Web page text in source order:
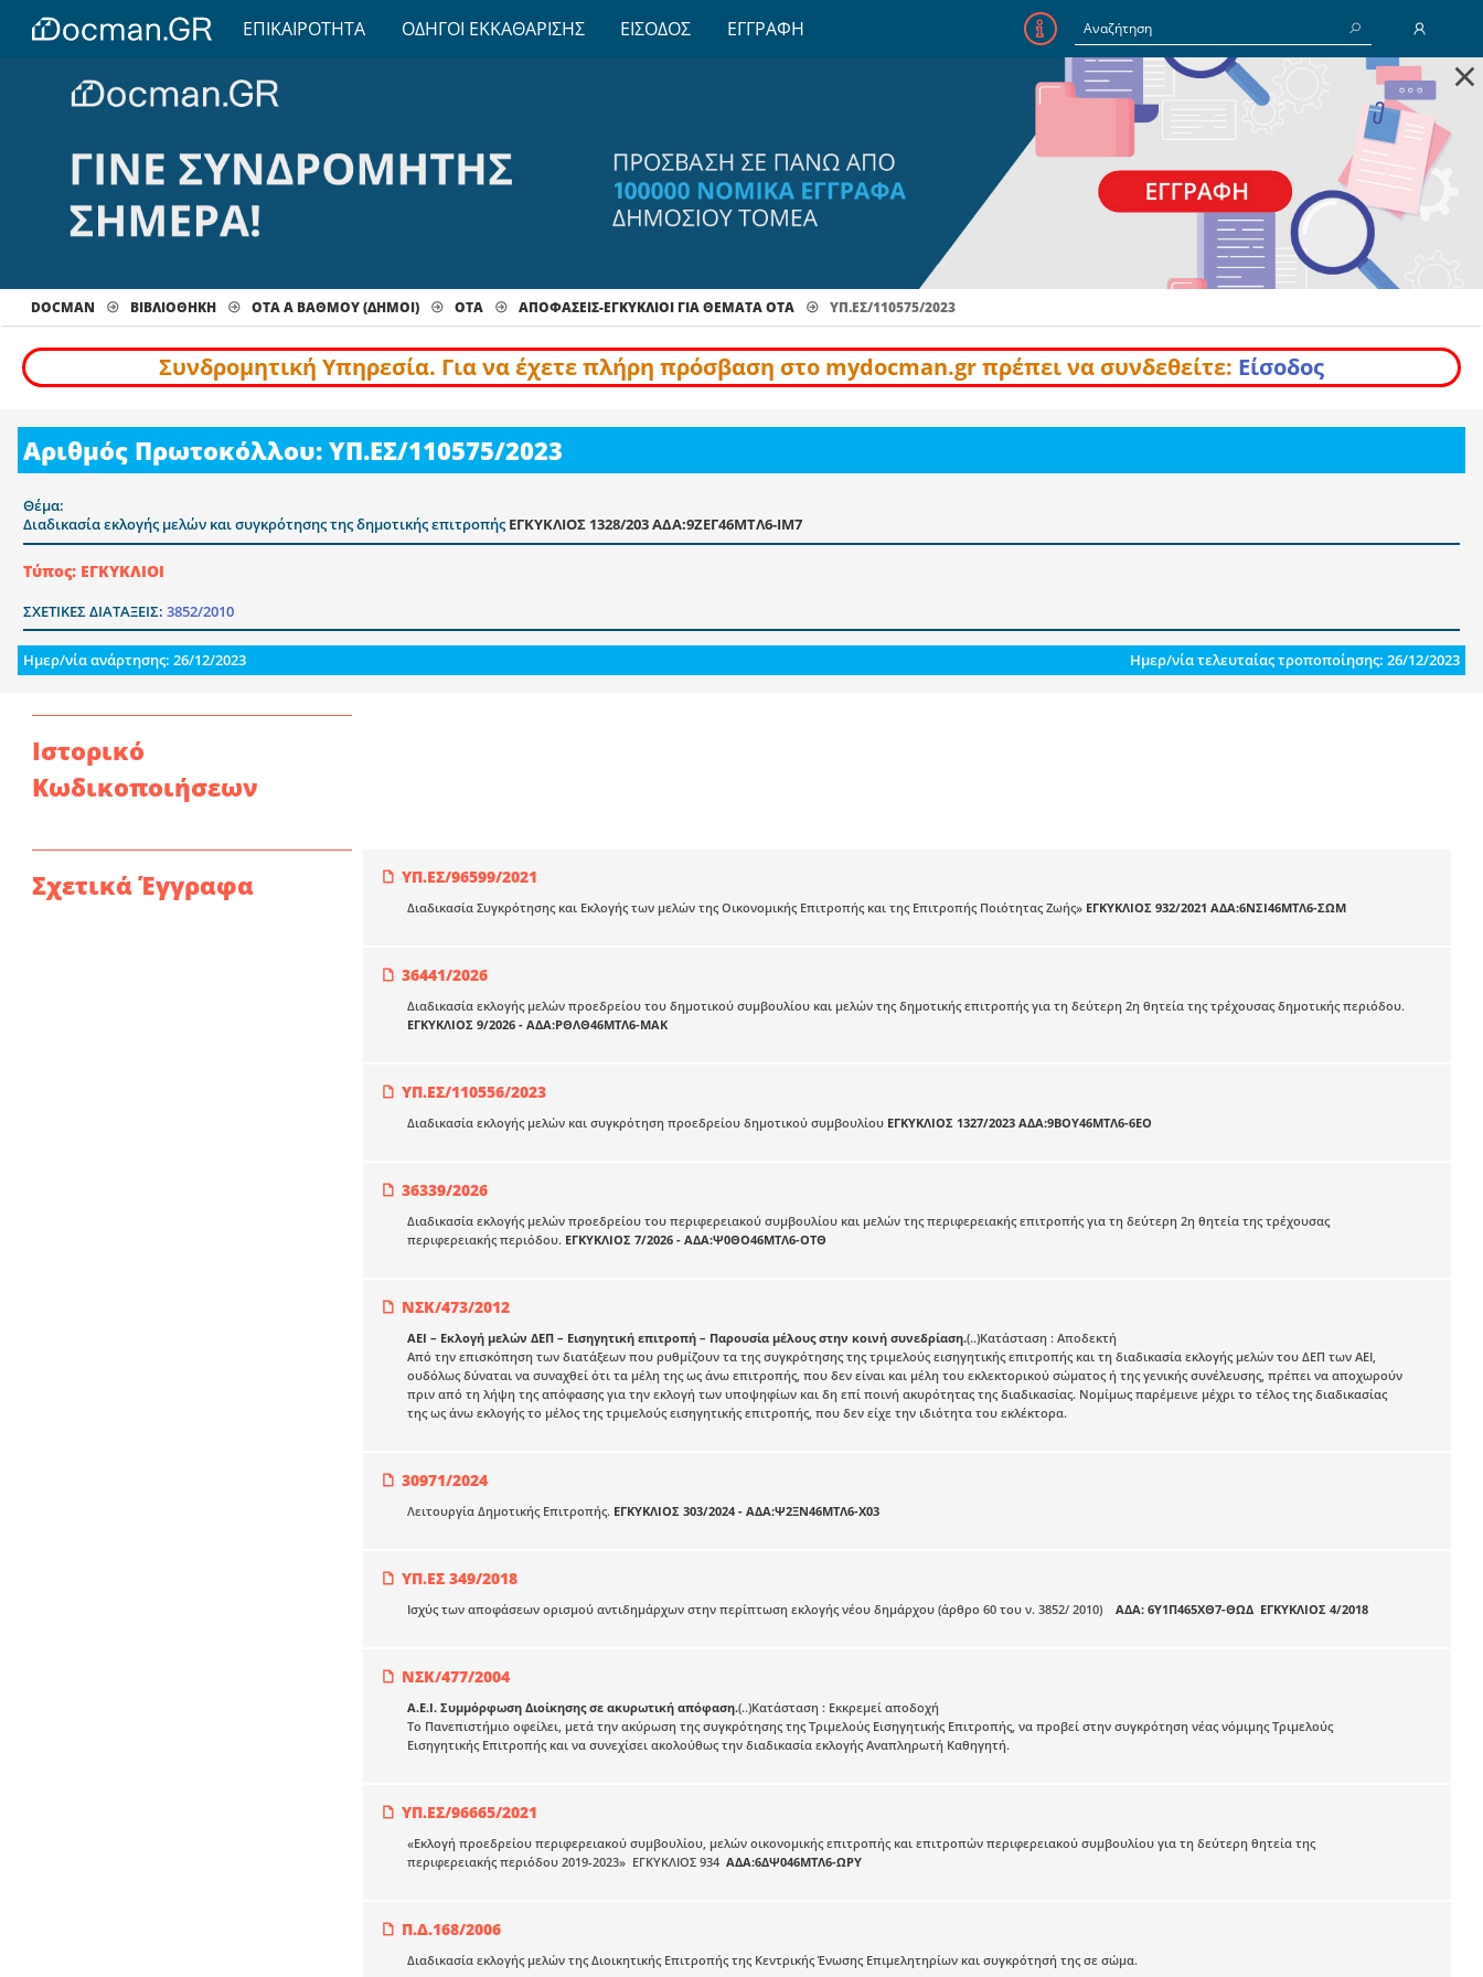
ΕΠΙΚΑΙΡΟΤΗΤΑ ΟΔΗΓΟΙ ΕΚΚΑΘΑΡΙΣΗΣ ΕΙΣΟΔΟΣ ΕΓΓΡΑΦΗ
E-Mail
Κωδικός
Να με θυμάσαι
×
DOCMAN ΒΙΒΛΙΟΘΗΚΗ ΟΤΑ Α ΒΑΘΜΟΥ (ΔΗΜΟΙ) ΟΤΑ ΑΠΟΦΆΣΕΙΣ-ΕΓΚΎΚΛΙΟΙ ΓΙΑ ΘΈΜΑΤΑ ΟΤΑ ΥΠ.ΕΣ/110575/2023
Συνδρομητική Υπηρεσία. Για να έχετε πλήρη πρόσβαση στο mydocman.gr πρέπει να συνδεθείτε: Είσοδος
Αριθμός Πρωτοκόλλου: ΥΠ.ΕΣ/110575/2023
Θέμα:
Διαδικασία εκλογής μελών και συγκρότησης της δημοτικής επιτροπής ΕΓΚΥΚΛΙΟΣ 1328/203 ΑΔΑ:9ΖΕΓ46ΜΤΛ6-ΙΜ7
Τύπος: ΕΓΚΥΚΛΙΟΙ
ΣΧΕΤΙΚΕΣ ΔΙΑΤΑΞΕΙΣ: 3852/2010
Ημερ/νία ανάρτησης: 26/12/2023 Ημερ/νία τελευταίας τροποποίησης: 26/12/2023
Ιστορικό
Κωδικοποιήσεων
Σχετικά Έγγραφα ΥΠ.ΕΣ/96599/2021
Διαδικασία Συγκρότησης και Εκλογής των μελών της Οικονομικής Επιτροπής και της Επιτροπής Ποιότητας Ζωής» ΕΓΚΥΚΛΙΟΣ 932/2021 ΑΔΑ:6ΝΣΙ46ΜΤΛ6-ΣΩΜ
36441/2026
Διαδικασία εκλογής μελών προεδρείου του δημοτικού συμβουλίου και μελών της δημοτικής επιτροπής για τη δεύτερη 2η θητεία της τρέχουσας δημοτικής περιόδου.
ΕΓΚΥΚΛΙΟΣ 9/2026 - ΑΔΑ:ΡΘΛΘ46ΜΤΛ6-ΜΑΚ
ΥΠ.ΕΣ/110556/2023
Διαδικασία εκλογής μελών και συγκρότηση προεδρείου δημοτικού συμβουλίου ΕΓΚΥΚΛΙΟΣ 1327/2023 ΑΔΑ:9ΒΟΥ46ΜΤΛ6-6ΕΟ
36339/2026
Διαδικασία εκλογής μελών προεδρείου του περιφερειακού συμβουλίου και μελών της περιφερειακής επιτροπής για τη δεύτερη 2η θητεία της τρέχουσας
περιφερειακής περιόδου. ΕΓΚΥΚΛΙΟΣ 7/2026 - ΑΔΑ:Ψ0ΘΟ46ΜΤΛ6-ΟΤΘ
ΝΣΚ/473/2012
ΑΕΙ – Εκλογή μελών ΔΕΠ – Εισηγητική επιτροπή – Παρουσία μέλους στην κοινή συνεδρίαση.(..)Κατάσταση : Αποδεκτή
Από την επισκόπηση των διατάξεων που ρυθμίζουν τα της συγκρότησης της τριμελούς εισηγητικής επιτροπής και τη διαδικασία εκλογής μελών του ΔΕΠ των ΑΕΙ,
ουδόλως δύναται να συναχθεί ότι τα μέλη της ως άνω επιτροπής, που δεν είναι και μέλη του εκλεκτορικού σώματος ή της γενικής συνέλευσης, πρέπει να αποχωρούν
πριν από τη λήψη της απόφασης για την εκλογή των υποψηφίων και δη επί ποινή ακυρότητας της διαδικασίας. Νομίμως παρέμεινε μέχρι το τέλος της διαδικασίας
της ως άνω εκλογής το μέλος της τριμελούς εισηγητικής επιτροπής, που δεν είχε την ιδιότητα του εκλέκτορα.
30971/2024
Λειτουργία Δημοτικής Επιτροπής. ΕΓΚΥΚΛΙΟΣ 303/2024 - ΑΔΑ:Ψ2ΞΝ46ΜΤΛ6-Χ03
ΥΠ.ΕΣ 349/2018
Ισχύς των αποφάσεων ορισμού αντιδημάρχων στην περίπτωση εκλογής νέου δημάρχου (άρθρο 60 του ν. 3852/ 2010) ΑΔΑ: 6Υ1Π465ΧΘ7-ΘΩΔ ΕΓΚΥΚΛΙΟΣ 4/2018
ΝΣΚ/477/2004
Α.Ε.Ι. Συμμόρφωση Διοίκησης σε ακυρωτική απόφαση.(..)Κατάσταση : Εκκρεμεί αποδοχή
Το Πανεπιστήμιο οφείλει, μετά την ακύρωση της συγκρότησης της Τριμελούς Εισηγητικής Επιτροπής, να προβεί στην συγκρότηση νέας νόμιμης Τριμελούς
Εισηγητικής Επιτροπής και να συνεχίσει ακολούθως την διαδικασία εκλογής Αναπληρωτή Καθηγητή.
ΥΠ.ΕΣ/96665/2021
«Εκλογή προεδρείου περιφερειακού συμβουλίου, μελών οικονομικής επιτροπής και επιτροπών περιφερειακού συμβουλίου για τη δεύτερη θητεία της
περιφερειακής περιόδου 2019-2023» ΕΓΚΥΚΛΙΟΣ 934 ΑΔΑ:6ΔΨ046ΜΤΛ6-ΩΡΥ
Π.Δ.168/2006
Διαδικασία εκλογής μελών της Διοικητικής Επιτροπής της Κεντρικής Ένωσης Επιμελητηρίων και συγκρότησή της σε σώμα.